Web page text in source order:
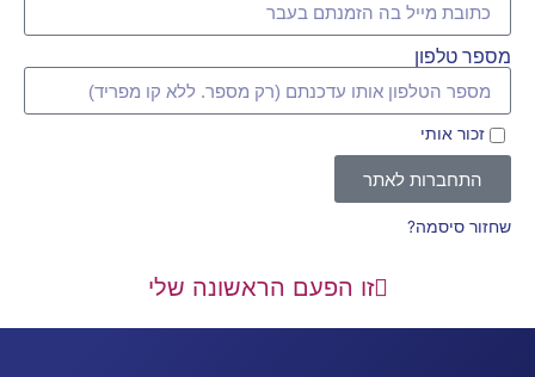
זו הפעם הראשונה שלי
מספר טלפון
זכור אותי
התחברות לאתר
שחזור סיסמה?